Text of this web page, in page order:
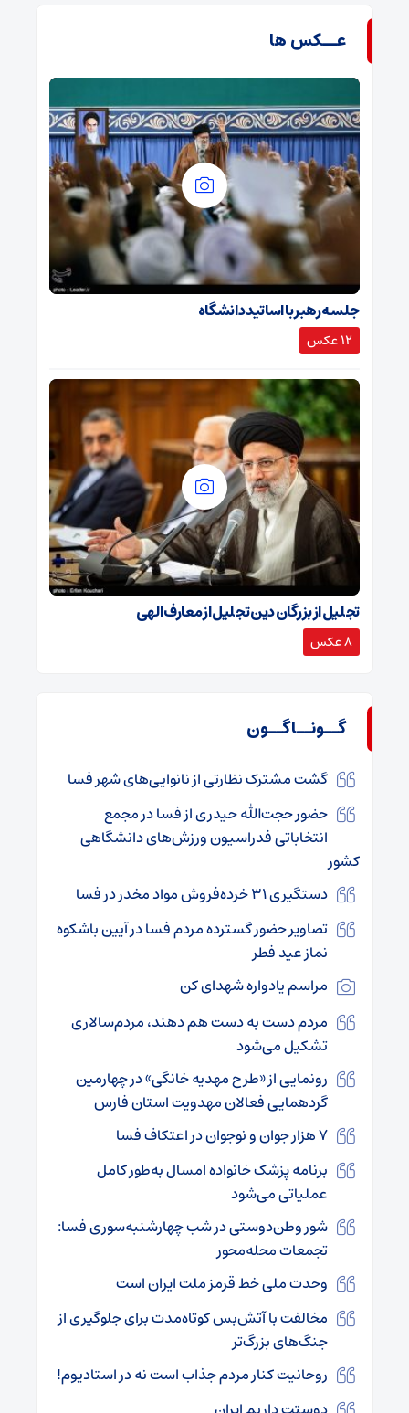
عــکس ها
جلسه رهبر با اساتید دانشگاه
12 عکس
تجلیل از بزرگان دین تجلیل از معارف الهی
8 عکس
گــونــاگــون
گشت مشترک نظارتی از نانوایی‌های شهر فسا
حضور حجت‌الله حیدری از فسا در مجمع
انتخاباتی فدراسیون ورزش‌های دانشگاهی
کشور
دستگیری ۳۱ خرده‌فروش مواد مخدر در فسا
تصاویر حضور گسترده مردم فسا در آیین باشکوه
نماز عید فطر
مراسم یادواره شهدای کن
مردم دست به‌ دست هم دهند، مردم‌سالاری
تشکیل می‌شود
رونمایی از «طرح مهدیه خانگی» در چهارمین
گردهمایی فعالان مهدویت استان فارس
۷ هزار جوان و نوجوان در اعتکاف فسا
برنامه پزشک خانواده امسال به‌طور کامل
عملیاتی می‌شود
شور وطن‌دوستی در شب چهارشنبه‌سوری فسا:
تجمعات محله‌محور
وحدت ملی خط قرمز ملت ایران است
مخالفت با آتش‌بس کوتاه‌مدت برای جلوگیری از
جنگ‌های بزرگ‌تر
روحانیت کنار مردم جذاب است نه در استادیوم!